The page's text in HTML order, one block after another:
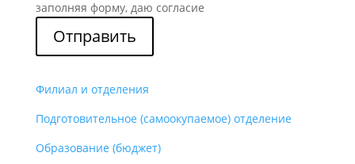
заполняя форму, даю согласие
Отправить
Филиал и отделения
Подготовительное (самоокупаемое) отделение
Образование (бюджет)